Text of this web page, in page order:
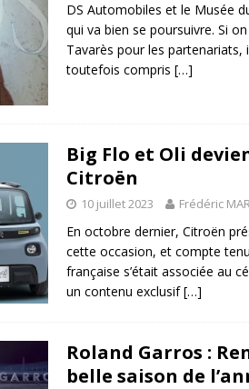
DS Automobiles et le Musée
qui va bien se poursuivre. Si
Tavarès pour les
toutefois compris […]
Big Flo et Oli
Citroën
10 juillet 2023 Frédéric
En octobre dernier, Citroën
cette occasion, et compte
française s’était associée au
un contenu exclusif[…]
Roland Garros :
belle saison de